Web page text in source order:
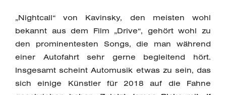
„Nightcall“ von Kavinsky, den meisten wohl
bekannt aus dem Film „Drive“, gehört wohl zu
den prominentesten Songs, die man während
einer Autofahrt sehr gerne begleitend hört.
Insgesamt scheint Automusik etwas zu sein, das
sich einige Künstler für 2018 auf die Fahne